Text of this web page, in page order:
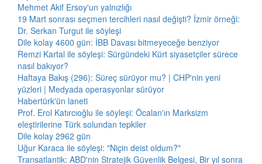
Mehmet Akif Ersoy'un yalnızlığı
19 Mart sonrası seçmen tercihleri nasıl değişti? İzmir örneği:
Dr. Serkan Turgut ile söyleşi
Dile kolay 4600 gün: İBB Davası bitmeyeceğe benziyor
Remzi Kartal ile söyleşi: Sürgündeki Kürt siyasetçiler sürece
nasıl bakıyor?
Haftaya Bakış (296): Süreç sürüyor mu? | CHP'nin yeni
yüzleri | Medyada operasyonlar sürüyor
Habertürk'ün laneti
Prof. Erol Katırcıoğlu ile söyleşi: Öcalan'ın Marksizm
eleştirilerine Türk solundan tepkiler
Dile kolay 2962 gün
Uğur Karaca ile söyleşi: "Niçin deist oldum?"
Transatlantik: ABD'nin Stratejik Güvenlik Belgesi, Bir yıl sonra